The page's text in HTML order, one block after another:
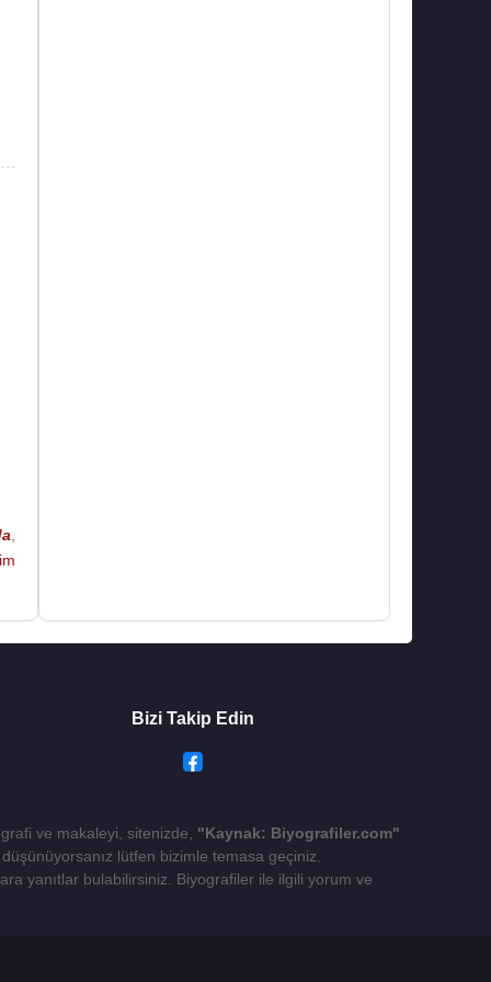
Bizi Takip Edin
ve makaleyi, sitenizde, "Kaynak: Biyografiler.com"
lütfen bizimle temasa geçiniz.
yanıtlar bulabilirsiniz. Biyografiler ile ilgili yorum ve